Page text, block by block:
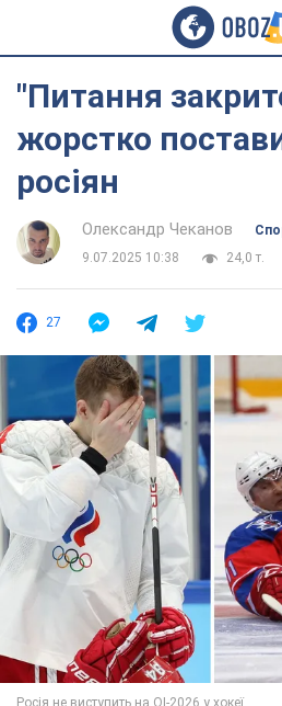
"Питання
жорстко
росіян
Олександр Чеканов
9.07.2025 10:38
24,0 т.
27